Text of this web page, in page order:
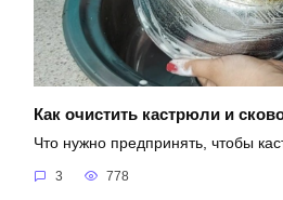
Как очистить кастрюли и
Что нужно предпринять, чтобы
3 778